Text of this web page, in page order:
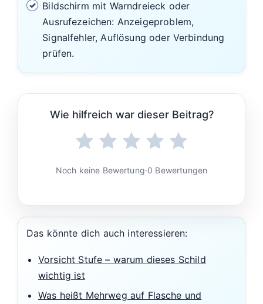
Bildschirm mit Warndreieck oder
Ausrufezeichen: Anzeigeproblem,
Signalfehler, Auflösung oder Verbindung
prüfen.
Wie hilfreich war dieser Beitrag?
Noch keine Bewertung·0 Bewertungen
Das könnte dich auch interessieren:
Vorsicht Stufe – warum dieses Schild
wichtig ist
Was heißt Mehrweg auf Flasche und